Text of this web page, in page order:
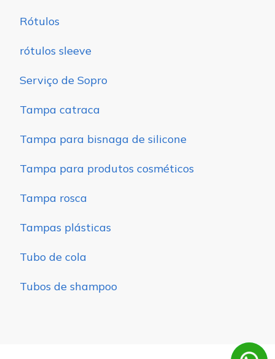
Rótulos
rótulos sleeve
Serviço de Sopro
Tampa catraca
Tampa para bisnaga de silicone
Tampa para produtos cosméticos
Tampa rosca
Tampas plásticas
Tubo de cola
Tubos de shampoo